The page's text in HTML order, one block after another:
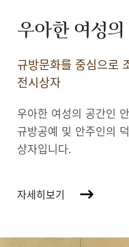
우아한 여성
규방문화를 중심으로
전시상자
우아한 여성의 공간인
규방공예 및 안주인의
상자입니다.
자세히보기